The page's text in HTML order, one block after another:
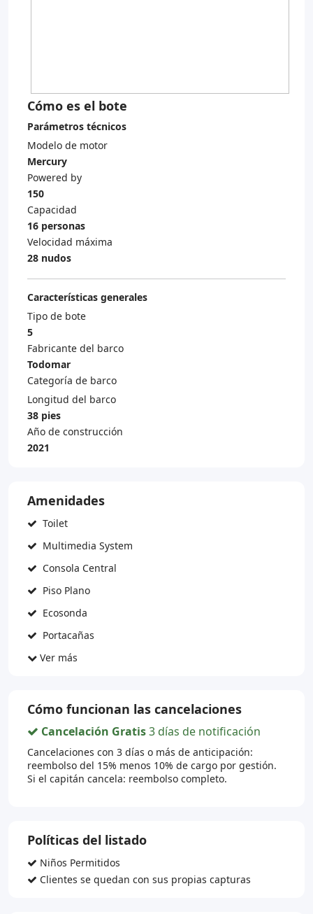
Cómo es el bote
Parámetros técnicos
Modelo de motor
Mercury
Powered by
150
Capacidad
16 personas
Velocidad máxima
28 nudos
Características generales
Tipo de bote
5
Fabricante del barco
Todomar
Categoría de barco
Longitud del barco
38 pies
Año de construcción
2021
Amenidades
Toilet
Multimedia System
Consola Central
Piso Plano
Ecosonda
Portacañas
Ver más
Cómo funcionan las cancelaciones
Cancelación Gratis3 días de notificación
Cancelaciones con 3 días o más de anticipación:
reembolso del 15% menos 10% de cargo por gestión.
Si el capitán cancela: reembolso completo.
Políticas del listado
Niños Permitidos
Clientes se quedan con sus propias capturas